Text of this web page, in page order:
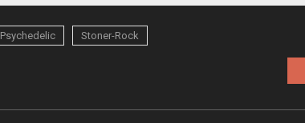
Psychedelic Stoner-Rock